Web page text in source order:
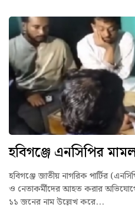
হবিগঞ্জে এনসিপির
হবিগঞ্জে জাতীয় নাগরিক পার্টির
ও নেতাকর্মীদের আহত করার
১১ জনের নাম উল্লেখ করে...